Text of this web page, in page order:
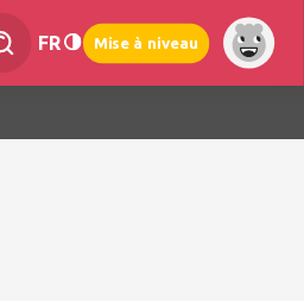
FR Mise à niveau